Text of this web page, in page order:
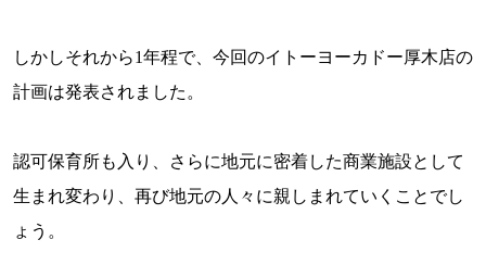
しかしそれから1年程で、今回のイトーヨーカドー厚木店の
計画は発表されました。
認可保育所も入り、さらに地元に密着した商業施設として
生まれ変わり、再び地元の人々に親しまれていくことでし
ょう。